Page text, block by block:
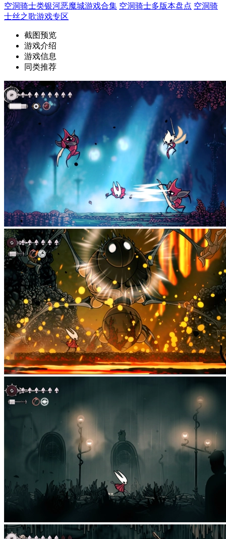
空洞骑士类银河恶魔城游戏合集 空洞骑士多版本盘点 空洞骑
士丝之歌游戏专区
截图预览
游戏介绍
游戏信息
同类推荐